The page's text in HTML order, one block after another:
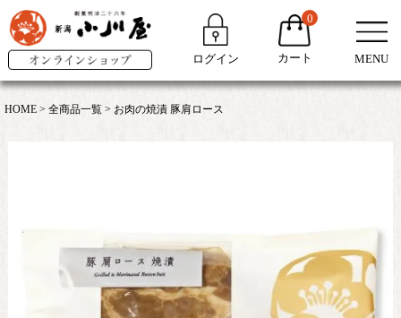
ログイン
0
カート MENU
HOME 全商品一覧 お肉の焼漬 豚肩ロース